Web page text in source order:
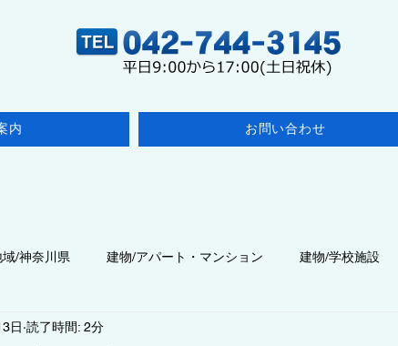
内 お問い合わせ
域/神奈川県 建物/アパート・マンション 建物/学校施設
建物/医療施設
日 読了時間: 2分